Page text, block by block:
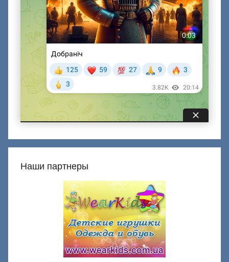
Наши партнеры